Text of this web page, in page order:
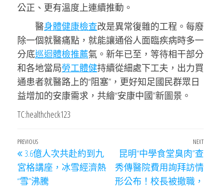
公正、更有溫度上連續推動。
醫身體健康檢查改是異常復雜的工程。每廢
除一個就醫痛點，就能讓通俗人面臨疾病時多一
分底巡迴體檢推薦氣。新年已至，等待相干部分
和各地當局勞工體健持續從細處下工夫，出力買
通患者就醫路上的“阻塞”，更好知足國民群眾日
益增加的安康需求，共繪“安康中國”新圖景。
TC:healthcheck123
文
章
導
Previous
Post
PREVIOUS
3.6億人次共赴約到九
宮格講座，冰雪經濟熱
“雪”沸騰
Next
NEXT
昆明“中學食堂臭肉”查
秀傳醫院費用詢拜訪情
形公布！校長被撤職，